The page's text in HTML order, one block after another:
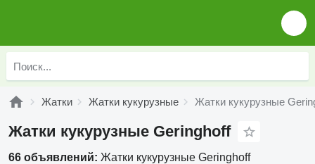
Жатки Жатки кукурузные Жатки кукурузные
Жатки кукурузные Geringhoff
66 объявлений: Жатки кукурузные Geringhoff